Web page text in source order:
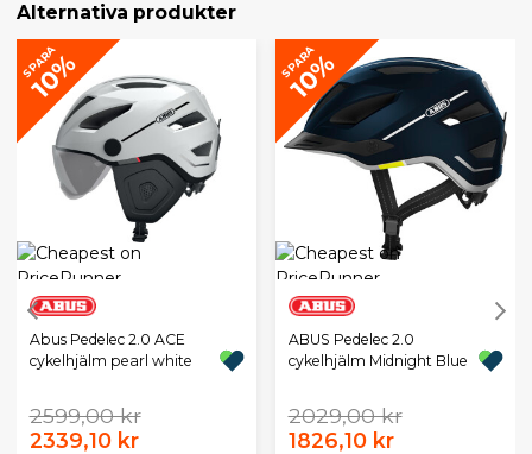
Alternativa produkter
SPARA
10%
Abus Pedelec 2.0 ACE
cykelhjälm pearl white
2599,00 kr
2339,10 kr
SPARA
10%
ABUS Pedelec 2.0
cykelhjälm Midnight Blue
2029,00 kr
1826,10 kr